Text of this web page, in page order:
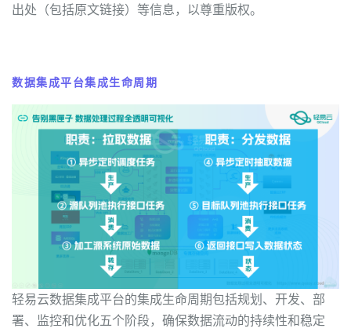
出处（包括原文链接）等信息，以尊重版权。
数据集成平台集成生命周期
轻易云数据集成平台的集成生命周期包括规划、开发、部
署、监控和优化五个阶段，确保数据流动的持续性和稳定